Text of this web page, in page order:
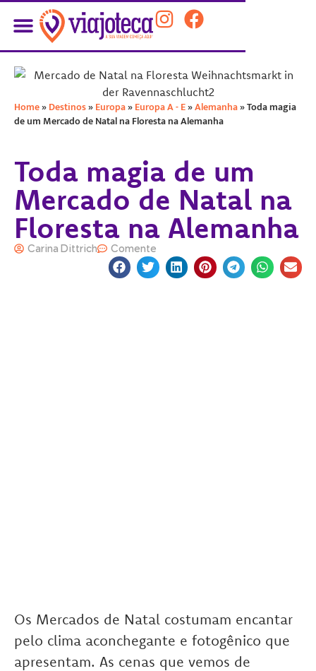
Home»Destinos»Europa»Europa A - E»Alemanha»Toda magia
de um Mercado de Natal na Floresta na Alemanha
Toda magia de um
Mercado de Natal na
Floresta na Alemanha
Carina Dittrich Comente
Os Mercados de Natal costumam encantar
pelo clima aconchegante e fotogênico que
apresentam. As cenas que vemos de